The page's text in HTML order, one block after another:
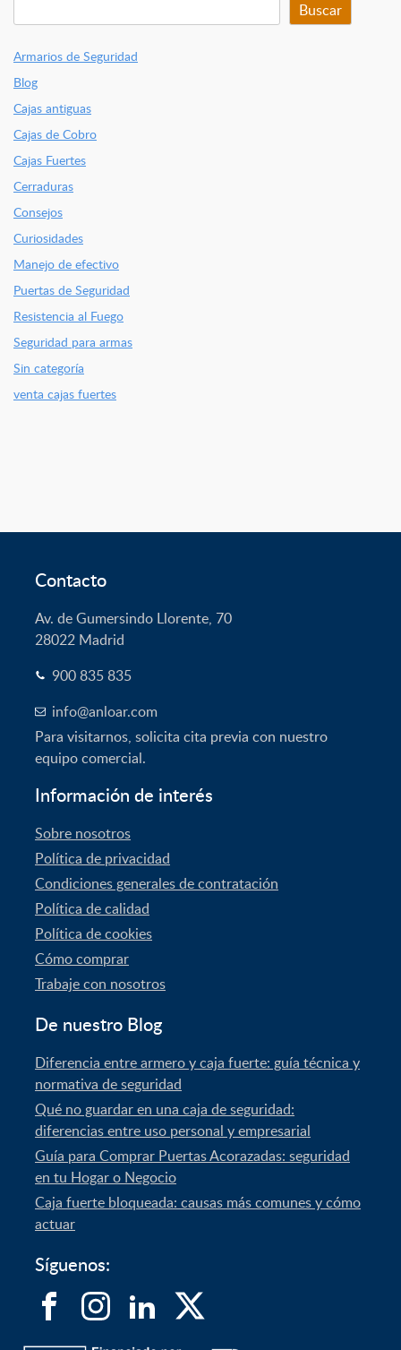
Buscar
Armarios de Seguridad
Blog
Cajas antiguas
Cajas de Cobro
Cajas Fuertes
Cerraduras
Consejos
Curiosidades
Manejo de efectivo
Puertas de Seguridad
Resistencia al Fuego
Seguridad para armas
Sin categoría
venta cajas fuertes
Contacto
Av. de Gumersindo Llorente, 70
28022 Madrid
900 835 835
info@anloar.com
Para visitarnos, solicita cita previa con nuestro
equipo comercial.
Información de interés
Sobre nosotros
Política de privacidad
Condiciones generales de contratación
Política de calidad
Política de cookies
Cómo comprar
Trabaje con nosotros
De nuestro Blog
Diferencia entre armero y caja fuerte: guía técnica y
normativa de seguridad
Qué no guardar en una caja de seguridad:
diferencias entre uso personal y empresarial
Guía para Comprar Puertas Acorazadas: seguridad
en tu Hogar o Negocio
Caja fuerte bloqueada: causas más comunes y cómo
actuar
Síguenos: